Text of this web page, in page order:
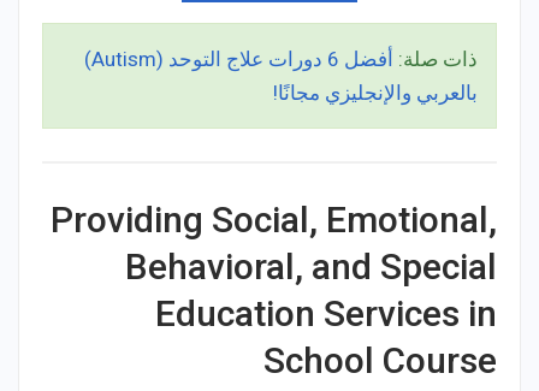
ذات صلة:
أفضل 6 دورات علاج التوحد (Autism)
بالعربي والإنجليزي مجانًا!
Providing Social, Emotional,
Behavioral, and Special
Education Services in
School Course